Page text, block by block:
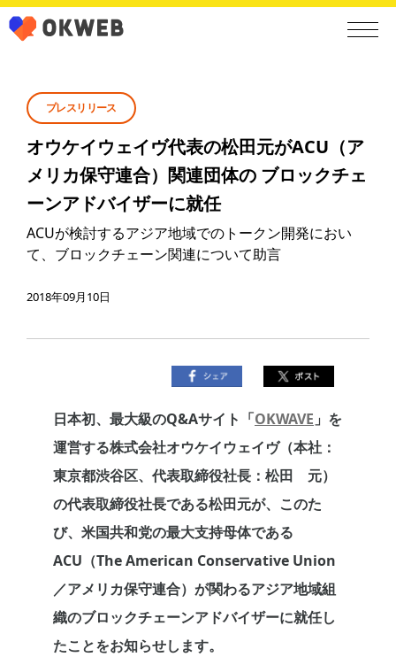
プレスリリース
オウケイウェイヴ代表の松田元がACU（ア
メリカ保守連合）関連団体の ブロックチェ
ーンアドバイザーに就任
ACUが検討するアジア地域でのトークン開発におい
て、ブロックチェーン関連について助言
2018年09月10日
日本初、最大級のQ&Aサイト「OKWAVE 」を
運営する株式会社オウケイウェイヴ（本社：
東京都渋谷区、代表取締役社長：松田 元）
の代表取締役社長である松田元が、このた
び、米国共和党の最大支持母体である
ACU（The American Conservative Union
／アメリカ保守連合）が関わるアジア地域組
織のブロックチェーンアドバイザーに就任し
たことをお知らせします。